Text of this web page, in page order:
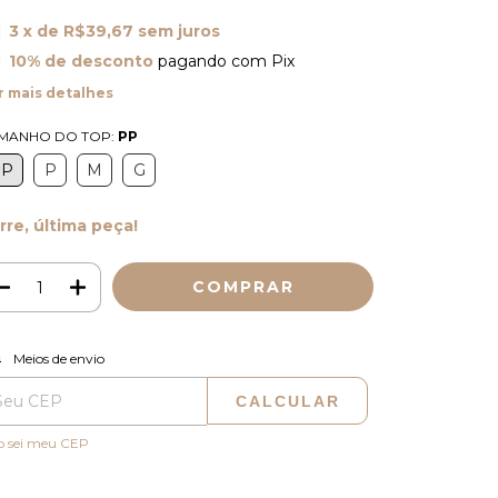
3 x de R$39,67 sem juros
10% de desconto pagando com Pix
mais detalhes
DO TOP: PP
P M G
última peça!
para o CEP:
Meios de envio
CALCULAR
sei meu CEP